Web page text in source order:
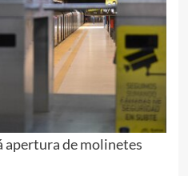
apertura de molinetes